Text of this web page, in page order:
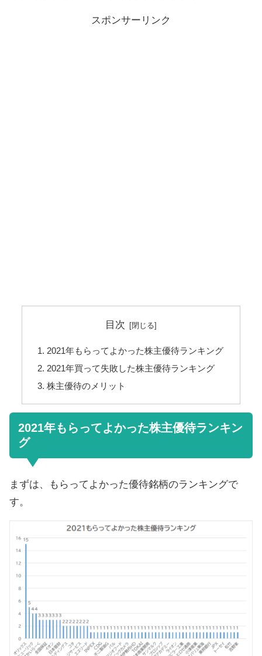
スポンサーリンク
目次
2021年もらってよかった株主優待ランキング
2021年買って失敗した株主優待ランキング
株主優待のメリット
2021年もらってよかった株主優待ランキン
グ
まずは、もらってよかった優待銘柄のランキングで
す。